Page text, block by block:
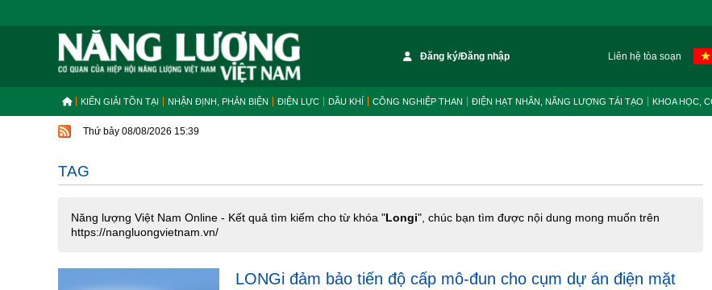
Đăng ký/Đăng nhập Liên hệ tòa soạn
KIẾN GIẢI TỒN TẠI NHẬN ĐỊNH, PHẢN BIỆN ĐIỆN LỰC DẦU KHÍ CÔNG NGHIỆP THAN ĐIỆN HẠT NHÂN, NĂNG LƯỢNG TÁI TẠO KHOA HỌC,
Thứ bảy 08/08/2026 15:39
TAG
Năng lượng Việt Nam Online - Kết quả tìm kiếm cho từ khóa "Longi", chúc bạn tìm được nội dung mong muốn trên
https://nangluongvietnam.vn/
LONGi đảm bảo tiến độ cấp mô-đun cho cụm dự án điện mặt